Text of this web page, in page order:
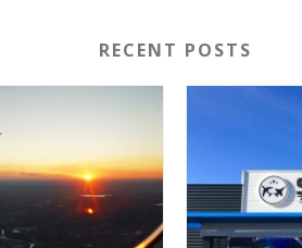
RECENT POSTS